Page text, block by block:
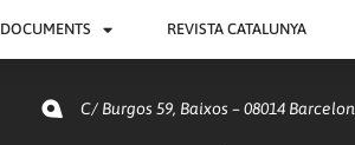
DOCUMENTS REVISTA CATALUNYA
C/ Burgos 59, Baixos – 08014